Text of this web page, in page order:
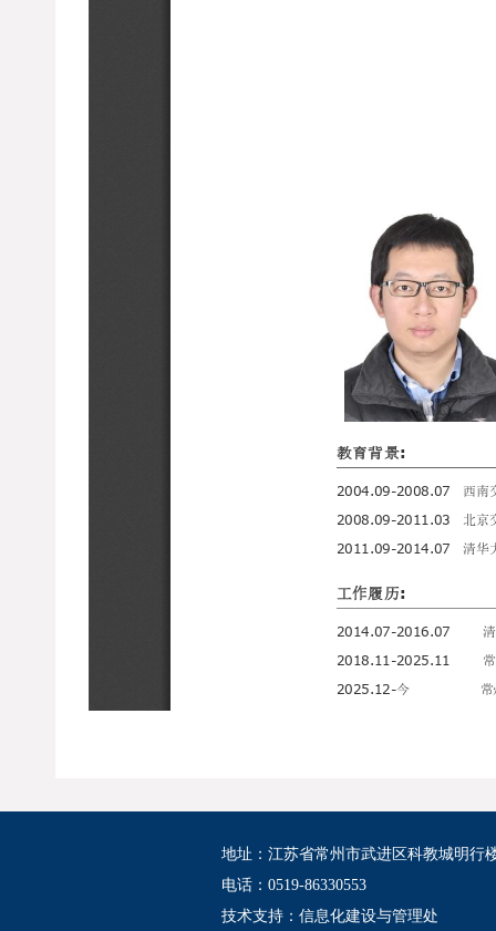
地址：江苏省常州市武进区科教城明行
电话：0519-86330553
技术支持： 信息化建设与管理处